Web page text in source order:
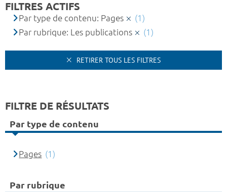
FILTRES ACTIFS
Par type de contenu: Pages
(1)
Par rubrique: Les publications
(1)
RETIRER TOUS LES FILTRES
FILTRE DE RÉSULTATS
Par type de contenu
Pages (1)
Par rubrique